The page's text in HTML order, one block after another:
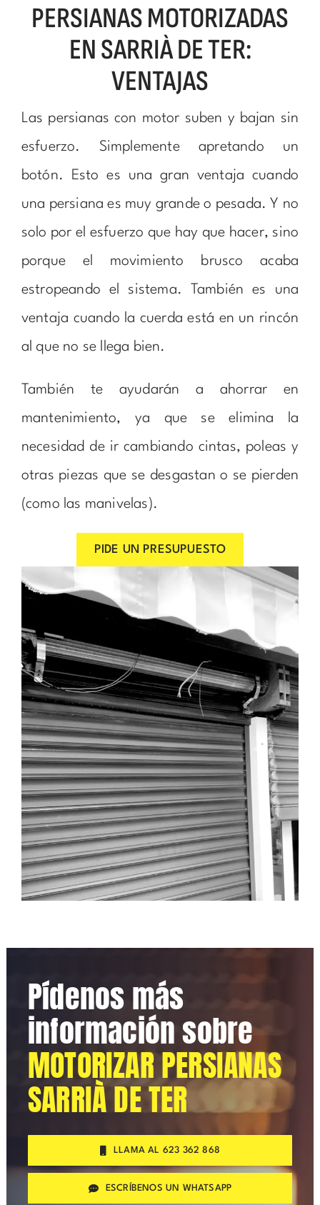
PERSIANAS MOTORIZADAS
EN SARRIÀ DE TER:
VENTAJAS
Las persianas con motor suben y bajan sin
esfuerzo. Simplemente apretando un
botón. Esto es una gran ventaja cuando
una persiana es muy grande o pesada. Y no
solo por el esfuerzo que hay que hacer, sino
porque el movimiento brusco acaba
estropeando el sistema. También es una
ventaja cuando la cuerda está en un rincón
al que no se llega bien.
También te ayudarán a ahorrar en
mantenimiento, ya que se elimina la
necesidad de ir cambiando cintas, poleas y
otras piezas que se desgastan o se pierden
(como las manivelas).
PIDE UN PRESUPUESTO
Pídenos más
información sobre
MOTORIZAR PERSIANAS
SARRIÀ DE TER
LLAMA AL 623 362 868
ESCRÍBENOS UN WHATSAPP